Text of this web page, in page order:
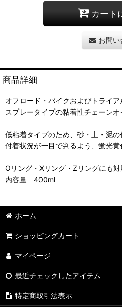
カート
お問い
商品詳細
オフロード・バイクおよびトライ
スプレータイプの粘着性チェーンオ
低粘着タイプのため、砂・土・泥の
付着状況が一目で判るよう、蛍光黄
Oリング・Xリング・Zリングにも対
内容量 400ml
ホーム
ショッピングカート
マイページ
最近チェックしたアイテム
特定商取引法表示